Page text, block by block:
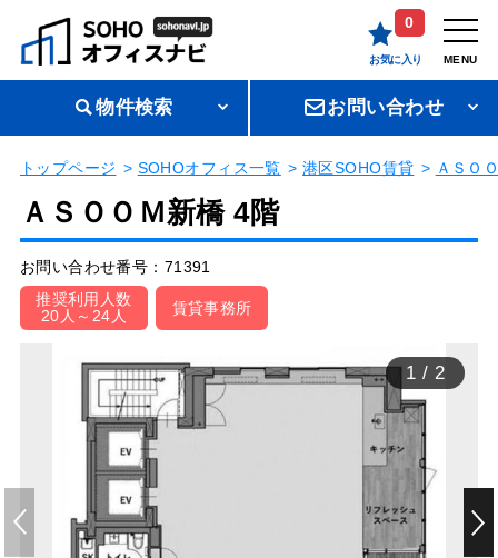
0
お気に入り MENU
物件検索 お問い合わせ
トップページ SOHOオフィス一覧 港区SOHO賃貸 ＡＳＯ
ＡＳＯＯＭ新橋 4階
お問い合わせ番号：71391
推奨利用人数
20人～24人
賃貸事務所
1 / 2